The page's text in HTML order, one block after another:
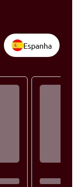
Espanha